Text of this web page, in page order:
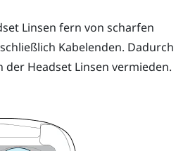
Linsen fern von scharfen
Kabelenden. Dadurch
Headset Linsen vermieden.